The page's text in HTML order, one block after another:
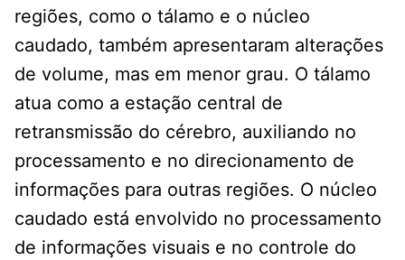
regiões, como o tálamo e o núcleo
caudado, também apresentaram alterações
de volume, mas em menor grau. O tálamo
atua como a estação central de
retransmissão do cérebro, auxiliando no
processamento e no direcionamento de
informações para outras regiões. O núcleo
caudado está envolvido no processamento
de informações visuais e no controle do